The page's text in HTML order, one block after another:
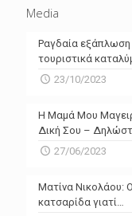
Media
Ραγδαία
τουριστικά
23/10/2023
Η Μαμά Μου
Δική Σου –
27/06/2023
Ματίνα Νικολάου:
κατσαρίδα γιατί…